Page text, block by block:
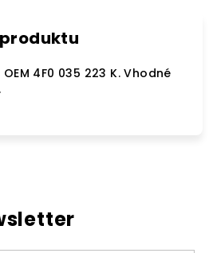
4F0 035 223 K. Vhodné